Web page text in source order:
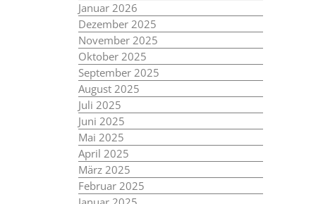
Januar 2026
Dezember 2025
November 2025
Oktober 2025
September 2025
August 2025
Juli 2025
Juni 2025
Mai 2025
April 2025
März 2025
Februar 2025